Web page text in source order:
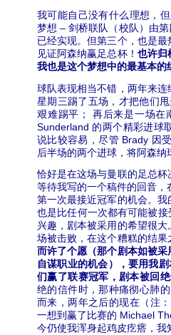
我可能自己没有什么理想，
梦想 – 剑桥联队（校队）由
已经实现。但第三个，也是
见证阿森纳赢足总杯！ 也许归
我也是这个梦想中的最基本的
球队表现相当不错，两年来
星期三踢了五场，才把他们
艰难踢平； 再后来是一场在
Sunderland 的两个精彩进球
说比较容易，尽管 Brady 因
后半场的两个进球，将阿森
恰好是在这场与曼联的足总
等待我写的一个稿件的回音
第一次最接近冠军的机会。
也是比任何一次都有可能被
兴趣，剧本被采用的希望很
场被击败，在这个糟糕的结果
而许了个愿（那个剧本如被
自谋职业的机会），要用我
们赢了联赛冠军，剧本被回
绝的信件时，那种痛彻心肺
而来，两年之后的现在（注
一想到赢了比赛的 Michael
今仍使我浑身起鸡皮疙瘩，